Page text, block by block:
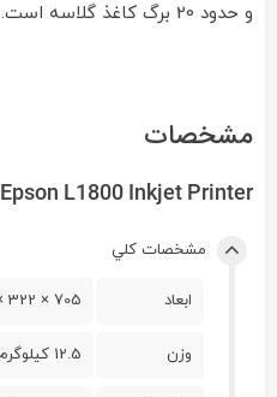
و حدود 20 برگ کاغذ گلاسه است.
مشخصات
Epson L1800 Inkjet Printer
مشخصات کلي
ابعاد 705 × 322 × 215ميلي‌متر
وزن 12.5 کيلوگرم